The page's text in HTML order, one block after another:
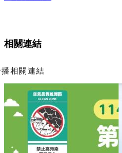
相關連結
相關連結